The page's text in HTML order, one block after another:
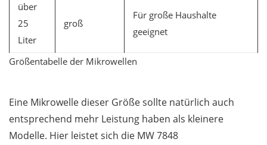
über
25
Liter
groß
Für große Haushalte
geeignet
Größentabelle der Mikrowellen
Eine Mikrowelle dieser Größe sollte natürlich auch
entsprechend mehr Leistung haben als kleinere
Modelle. Hier leistet sich die MW 7848